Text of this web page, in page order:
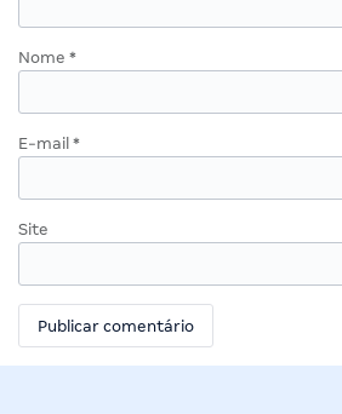
Nome *
E-mail *
Site